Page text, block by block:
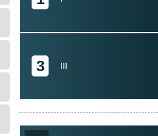
3 III